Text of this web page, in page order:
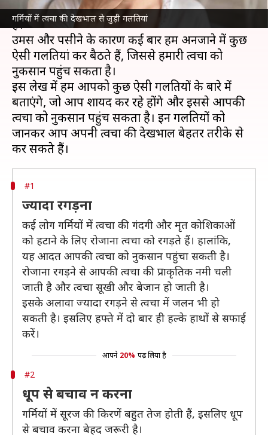
गर्मियों में त्वचा की देखभाल से जुड़ी गलतियां
गर्मियों मेंत्वचा की देखभालकरना थोड़ा मुश्किल हो सकता
है।
उमस और पसीने के कारण कई बार हम अनजाने में कुछ
ऐसी गलतियां कर बैठते हैं, जिससे हमारी त्वचा को
नुकसान पहुंच सकता है।
इस लेख में हम आपको कुछ ऐसी गलतियों के बारे में
बताएंगे, जो आप शायद कर रहे होंगे और इससे आपकी
त्वचा को नुकसान पहुंच सकता है। इन गलतियों को
जानकर आप अपनी त्वचा की देखभाल बेहतर तरीके से
#1
ज्यादा रगड़ना
कई लोग गर्मियों में त्वचा की गंदगी और मृत कोशिकाओं
को हटाने के लिए रोजाना त्वचा को रगड़ते हैं। हालांकि,
यह आदत आपकी त्वचा को नुकसान पहुंचा सकती है।
रोजाना रगड़ने से आपकी त्वचा की प्राकृतिक नमी चली
जाती है और त्वचा सूखी और बेजान हो जाती है।
इसके अलावा ज्यादा रगड़ने से त्वचा में जलन भी हो
सकती है। इसलिए हफ्ते में दो बार ही हल्के हाथों से सफाई
करें।
आपने 20% पढ़ लिया है
#2
धूप से बचाव न करना
गर्मियों में सूरज की किरणें बहुत तेज होती हैं, इसलिए धूप
से बचाव करना बेहद जरूरी है।